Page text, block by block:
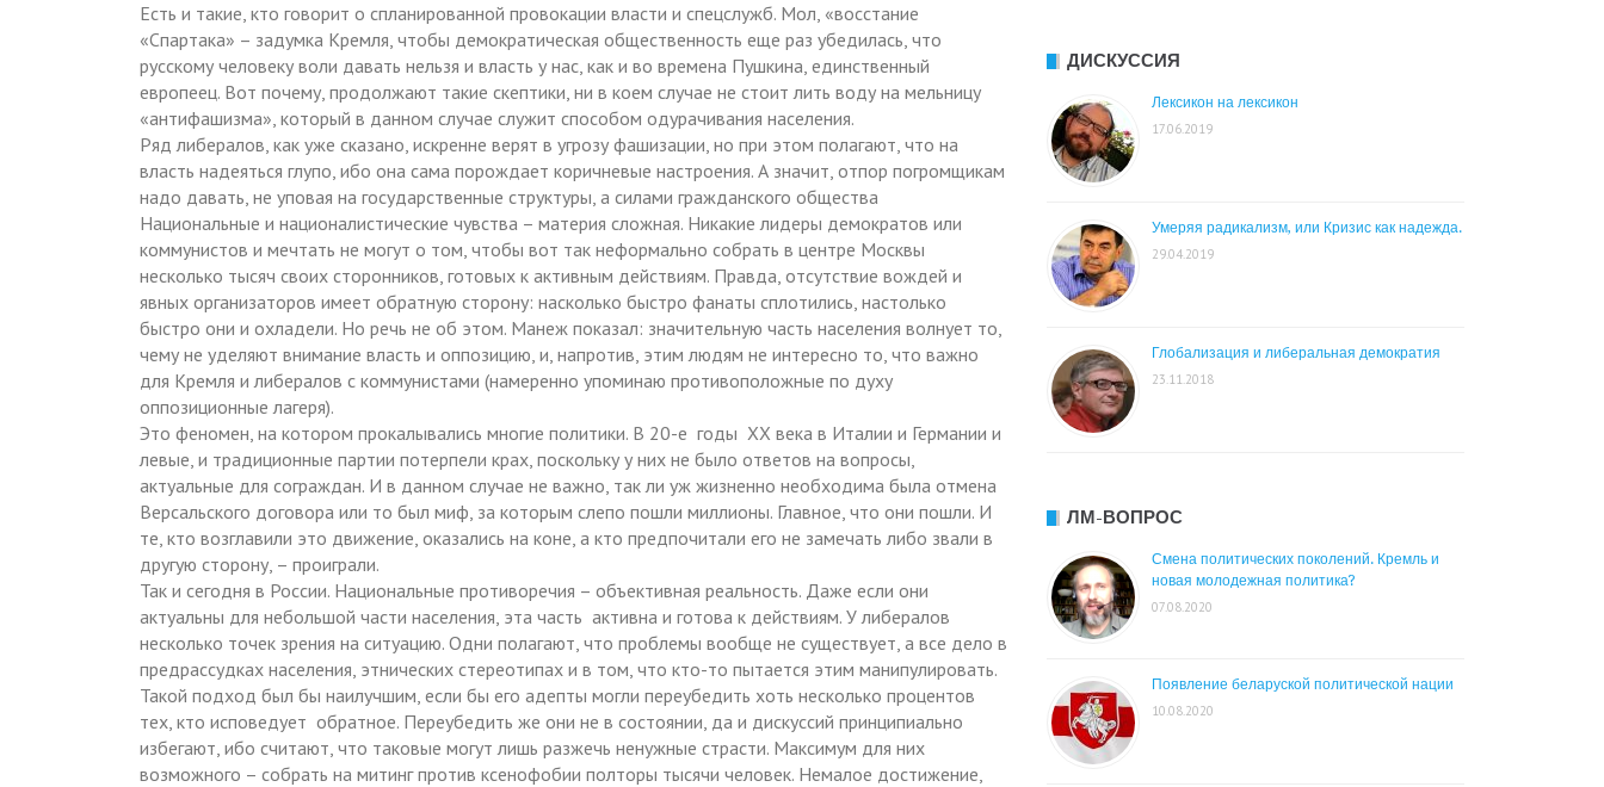
Есть и такие, кто говорит о спланированной провокации власти и спецслужб. Мол, «восстание
«Спартака» – задумка Кремля, чтобы демократическая общественность еще раз убедилась, что
русскому человеку воли давать нельзя и власть у нас, как и во времена Пушкина, единственный
европеец. Вот почему, продолжают такие скептики, ни в коем случае не стоит лить воду на мельницу
«антифашизма», который в данном случае служит способом одурачивания населения.
Ряд либералов, как уже сказано, искренне верят в угрозу фашизации, но при этом полагают, что на
власть надеяться глупо, ибо она сама порождает коричневые настроения. А значит, отпор погромщикам
надо давать, не уповая на государственные структуры, а силами гражданского общества
Национальные и националистические чувства – материя сложная. Никакие лидеры демократов или
коммунистов и мечтать не могут о том, чтобы вот так неформально собрать в центре Москвы
несколько тысяч своих сторонников, готовых к активным действиям. Правда, отсутствие вождей и
явных организаторов имеет обратную сторону: насколько быстро фанаты сплотились, настолько
быстро они и охладели. Но речь не об этом. Манеж показал: значительную часть населения волнует то,
чему не уделяют внимание власть и оппозицию, и, напротив, этим людям не интересно то, что важно
для Кремля и либералов с коммунистами (намеренно упоминаю противоположные по духу
оппозиционные лагеря).
Это феномен, на котором прокалывались многие политики. В 20-е годы ХХ века в Италии и Германии и
левые, и традиционные партии потерпели крах, поскольку у них не было ответов на вопросы,
актуальные для сограждан. И в данном случае не важно, так ли уж жизненно необходима была отмена
Версальского договора или то был миф, за которым слепо пошли миллионы. Главное, что они пошли. И
те, кто возглавили это движение, оказались на коне, а кто предпочитали его не замечать либо звали в
другую сторону, – проиграли.
Так и сегодня в России. Национальные противоречия – объективная реальность. Даже если они
актуальны для небольшой части населения, эта часть активна и готова к действиям. У либералов
несколько точек зрения на ситуацию. Одни полагают, что проблемы вообще не существует, а все дело в
предрассудках населения, этнических стереотипах и в том, что кто-то пытается этим манипулировать.
Такой подход был бы наилучшим, если бы его адепты могли переубедить хоть несколько процентов
тех, кто исповедует обратное. Переубедить же они не в состоянии, да и дискуссий принципиально
избегают, ибо считают, что таковые могут лишь разжечь ненужные страсти. Максимум для них
возможного – собрать на митинг против ксенофобии полторы тысячи человек. Немалое достижение,
ДИСКУССИЯ
Лексикон на лексикон
17.06.2019
Умеряя радикализм, или Кризис как надежда.
29.04.2019
Глобализация и либеральная демократия
23.11.2018
ЛМ-ВОПРОС
Смена политических поколений. Кремль и
новая молодежная политика?
07.08.2020
Появление беларуской политической нации
10.08.2020